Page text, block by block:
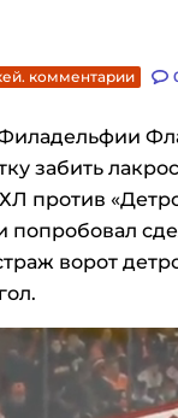
комментарии
забить
против
ворот